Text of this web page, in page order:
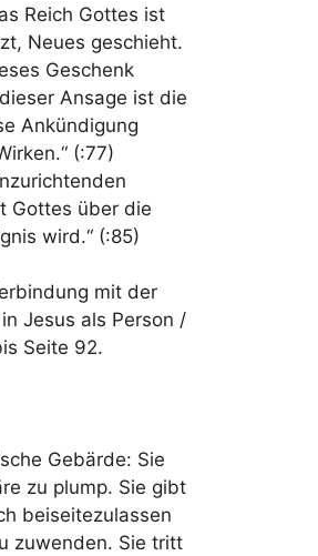
Reich Gottes ist
Neues geschieht.
Geschenk
Ansage ist die
Ankündigung
(:77)
Gottes über die
wird.“ (:85)
mit der
Jesus als Person /
Seite 92.
Gebärde: Sie
zu plump. Sie gibt
beiseitezulassen
zuwenden. Sie tritt